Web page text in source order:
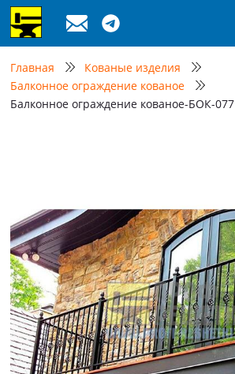
Главная
Кованые изделия
Балконное ограждение кованое
Балконное ограждение кованое-БОК-077